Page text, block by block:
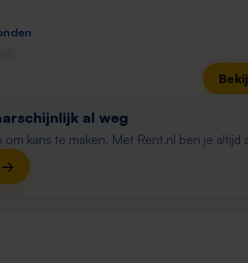
al weg
kans te maken. Met Rent.nl ben je altijd
→